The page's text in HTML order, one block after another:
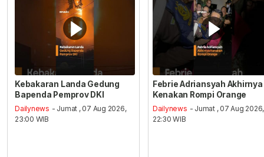
Kebakaran Landa Gedung
Bapenda Pemprov DKI
Dailynews - Jumat , 07 Aug 2026,
23:00 WIB
Febrie Adriansyah Akhirnya
Kenakan Rompi Orange
Dailynews - Jumat , 07 Aug 2026,
22:30 WIB